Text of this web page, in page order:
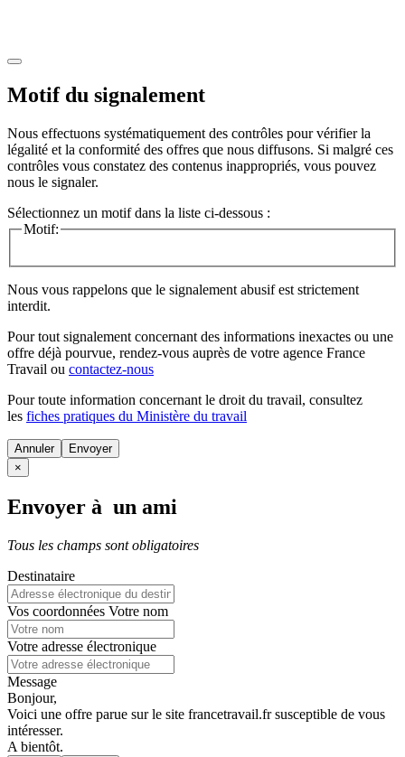
Motif du signalement
Nous effectuons systématiquement des contrôles pour vérifier la
légalité et la conformité des offres que nous diffusons. Si malgré ces
contrôles vous constatez des contenus inappropriés, vous pouvez
nous le signaler.
Sélectionnez un motif dans la liste ci-dessous :
Motif:
Nous vous rappelons que le signalement abusif est strictement
interdit.
Pour tout signalement concernant des informations inexactes ou une
offre déjà pourvue, rendez-vous auprès de votre agence France
Travail ou contactez-nous
Pour toute information concernant le droit du travail, consultez
les fiches pratiques du Ministère du travail
Annuler
×
Envoyer à un ami
Tous les champs sont obligatoires
Destinataire
Vos coordonnées Votre nom
Votre adresse électronique
Message
Bonjour,
Voici une offre parue sur le site francetravail.fr susceptible de vous
intéresser.
A bientôt.